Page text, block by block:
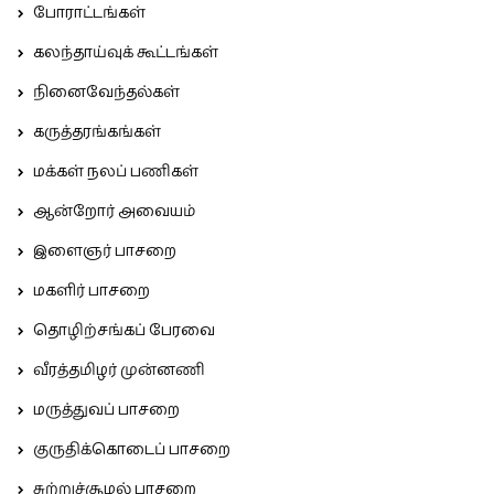
போராட்டங்கள்
கலந்தாய்வுக் கூட்டங்கள்
நினைவேந்தல்கள்
கருத்தரங்கங்கள்
மக்கள் நலப் பணிகள்
ஆன்றோர் அவையம்
இளைஞர் பாசறை
மகளிர் பாசறை
தொழிற்சங்கப் பேரவை
வீரத்தமிழர் முன்னணி
மருத்துவப் பாசறை
குருதிக்கொடைப் பாசறை